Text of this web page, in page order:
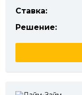
Ставка:
Решение: